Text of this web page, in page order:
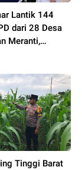
Lantik 144
dari 28 Desa
Meranti,
dan
Tinggi Barat